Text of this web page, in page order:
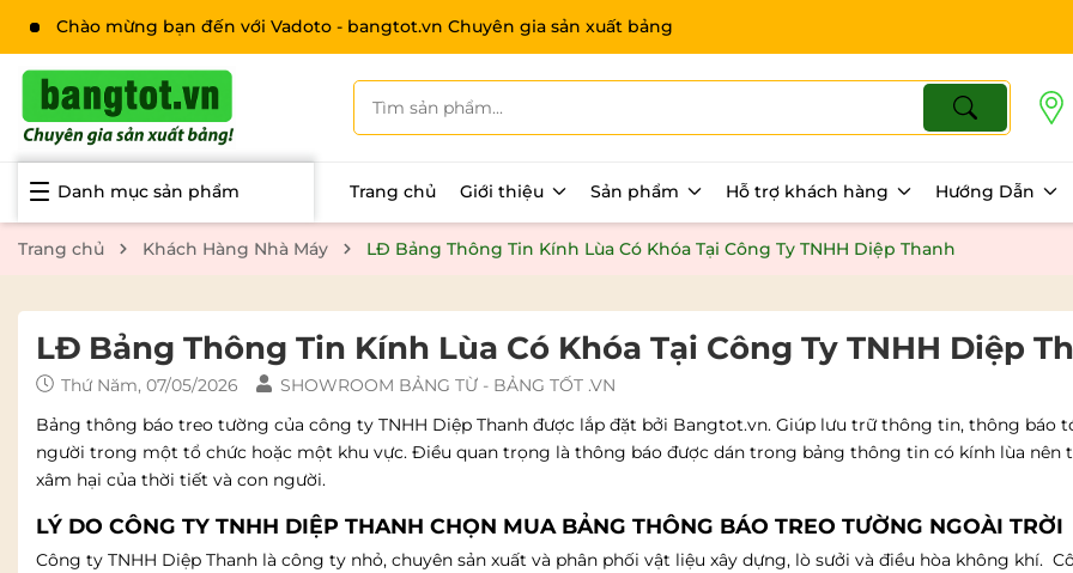
Chào mừng bạn đến với Vadoto - bangtot.vn Chuyên gia sản xuất bảng
Danh mục sản phẩm Trang chủ Giới thiệu Sản phẩm Hỗ trợ khách hàng Hướng Dẫn
Trang chủ Khách Hàng Nhà Máy LĐ Bảng Thông Tin Kính Lùa Có Khóa Tại Công Ty TNHH Diệp Thanh
LĐ Bảng Thông Tin Kính Lùa Có Khóa Tại Công Ty TNHH Diệp
Thứ Năm, 07/05/2026
SHOWROOM BẢNG TỪ - BẢNG TỐT .VN
Bảng thông báo treo tường của công ty TNHH Diệp Thanh được lắp đặt bởi Bangtot.vn. Giúp lưu trữ thông tin, thông báo
người trong một tổ chức hoặc một khu vực. Điều quan trọng là thông báo được dán trong bảng thông tin có kính lùa nên
xâm hại của thời tiết và con người.
LÝ DO CÔNG TY TNHH DIỆP THANH CHỌN MUA BẢNG THÔNG BÁO TREO TƯỜNG NGOÀI TRỜI
Công ty TNHH Diệp Thanh là công ty nhỏ, chuyên sản xuất và phân phối vật liệu xây dựng, lò sưởi và điều hòa không khí.